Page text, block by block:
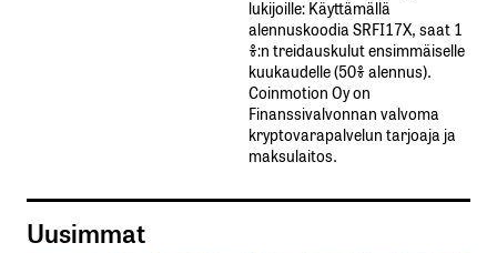
lukijoille: Käyttämällä​ ​
alennuskoodia​ ​SRFI17X,​ ​saat​ ​1
%:n treidauskulut​ ​ensimmäiselle​ ​
kuukaudelle​ ​(50%​ ​alennus).
Coinmotion Oy on
Finanssivalvonnan valvoma
kryptovarapalvelun tarjoaja ja
maksulaitos.
Uusimmat